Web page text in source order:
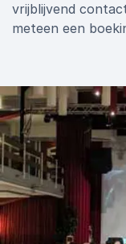
vrijblijvend
meteen een